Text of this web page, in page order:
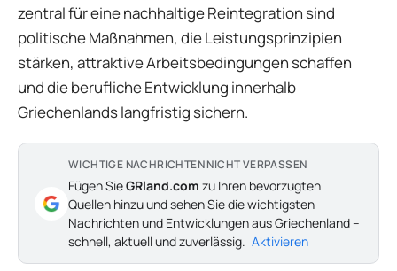
zentral für eine nachhaltige Reintegration sind
politische Maßnahmen, die Leistungsprinzipien
stärken, attraktive Arbeitsbedingungen schaffen
und die berufliche Entwicklung innerhalb
Griechenlands langfristig sichern.
WICHTIGE NACHRICHTEN NICHT VERPASSEN
Fügen SieGRland.com zu Ihren bevorzugten
Quellen hinzu und sehen Sie die wichtigsten
Nachrichten und Entwicklungen aus Griechenland –
schnell, aktuell und zuverlässig. Aktivieren